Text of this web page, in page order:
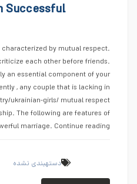
Successful
by mutual respect.
each other before friends.
an essential component of your
, any couple that is lacking in
ukrainian-girls/ mutual respect
The following are features of
marriage. Continue reading …
دستهبندی نشده